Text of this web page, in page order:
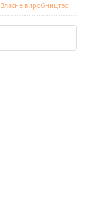
Власне виробництво